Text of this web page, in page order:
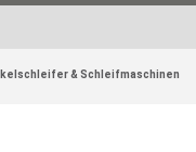
& Schleifmaschinen